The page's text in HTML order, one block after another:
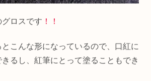
ロスです ！！
こんな形になっているので、口紅に
るし、紅筆にとって塗ることもでき